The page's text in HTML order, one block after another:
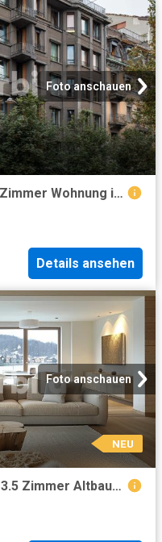
Foto anschauen
Tauschimmobilie: Moderne 5 Zimmer Wohnung in Top Lage Zürich, 140 m²
Details ansehen
Foto anschauen
NEU
Tauschimmobilie: Charmante 3.5 Zimmer Altbauwohnung im Herzen von Zürich